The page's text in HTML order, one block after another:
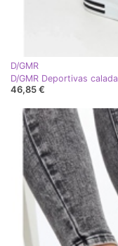
D/GMR
D/GMR Deportivas
46,85 €